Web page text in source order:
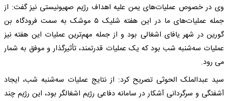
وی در خصوص عملیات‌های یمن علیه اهداف رژیم صهیونیستی نیز گفت: از
جمله عملیات‌های ما در این هفته شلیک ۵ موشک به سمت فرودگاه بن
گورین در شهر یافای اشغالی بود و از جمله مهم‌ترین عملیات این هفته نیز
عملیات سه‌شنبه شب بود که یک عملیات قدرتمند، تأثیرگذار و موفق به شمار
می رود.
سید عبدالملک الحوثی تصریح کرد: از نتایج عملیات سه‌شنبه شب، ایجاد
آشفتگی و سرگردانی آشکار در سامانه دفاعی رژیم اشغالگر بود، این رژیم چند